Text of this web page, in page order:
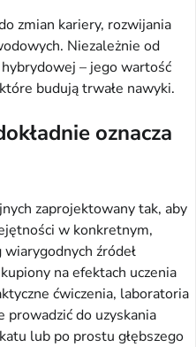
zmian kariery, rozwijania
Niezależnie od
– jego wartość
budują trwałe nawyki.
oznacza
zaprojektowany tak, aby
w konkretnym,
źródeł
na efektach uczenia
ćwiczenia, laboratoria
prowadzić do uzyskania
lub po prostu głębszego